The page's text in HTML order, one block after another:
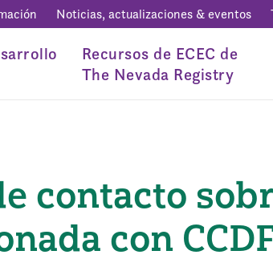
Noticias, actualizaciones & eventos
Recursos de ECEC de
The Nevada Registry
contacto
con